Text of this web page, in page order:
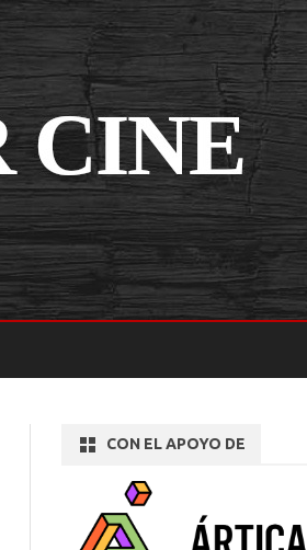
CON EL APOYO DE